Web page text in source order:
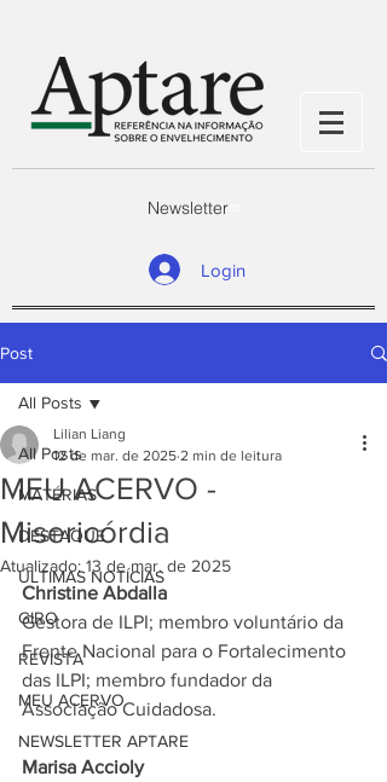
Newsletter
Login
Post
All Posts
MATÉRIAS
DESTAQUE
ÚLTIMAS NOTÍCIAS
GIRO
REVISTA
MEU ACERVO
NEWSLETTER APTARE
All Posts
MEU ACERVO -
Misericórdia
Lilian Liang
12 de mar. de 2025 2 min de leitura
Atualizado: 13 de mar. de 2025
Christine Abdalla
Gestora de ILPI; membro voluntário da
Frente Nacional para o Fortalecimento
das ILPI; membro fundador da
Associação Cuidadosa.
Marisa Accioly